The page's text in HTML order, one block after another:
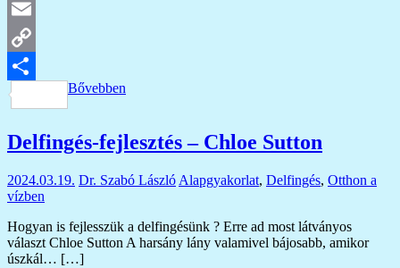
Gmail
Email
Copy
Link
Ossza
Bővebben
Delfingés-fejlesztés – Chloe Sutton
2024.03.19. Dr. Szabó László Alapgyakorlat, Delfingés, Otthon a
vízben
Hogyan is fejlesszük a delfingésünk ? Erre ad most látványos
választ Chloe Sutton A harsány lány valamivel bájosabb, amikor
úszkál… […]